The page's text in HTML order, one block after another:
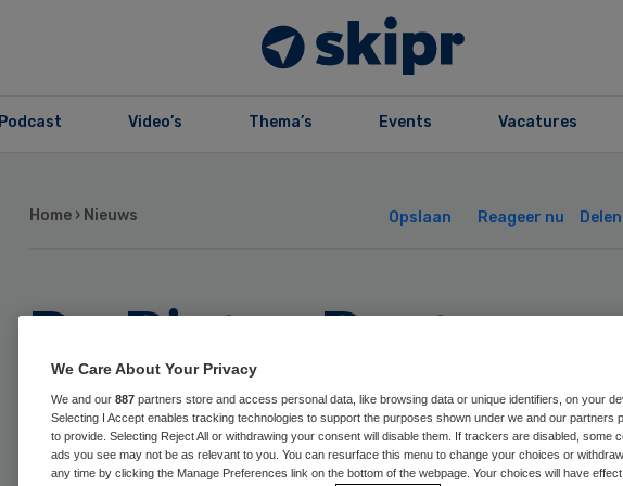
Podcast Video’s Thema’s Events Vacatures
Home › Nieuws Opslaan Reageer nu Delen
De Pieter Raat
Stichting benoemt
nieuwe bestuurder
We Care About Your Privacy
We and our 887 partners store and access personal data, like browsing data or unique identifiers, on your
Selecting I Accept enables tracking technologies to support the purposes shown under we and our partners
to provide. Selecting Reject All or withdrawing your consent will disable them. If trackers are disabled, some
ads you see may not be as relevant to you. You can resurface this menu to change your choices or
any time by clicking the Manage Preferences link on the bottom of the webpage. Your choices will have